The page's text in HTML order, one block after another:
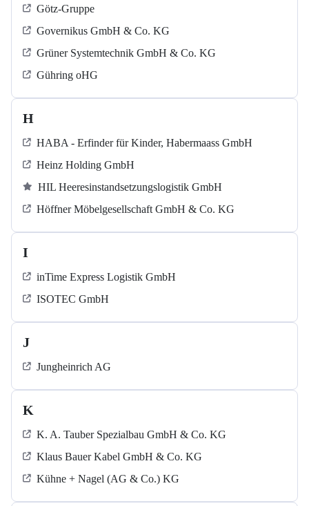
Götz-Gruppe
Governikus GmbH & Co. KG
Grüner Systemtechnik GmbH & Co. KG
Gühring oHG
H
HABA - Erfinder für Kinder, Habermaass GmbH
Heinz Holding GmbH
HIL Heeresinstandsetzungslogistik GmbH
Höffner Möbelgesellschaft GmbH & Co. KG
I
inTime Express Logistik GmbH
ISOTEC GmbH
J
Jungheinrich AG
K
K. A. Tauber Spezialbau GmbH & Co. KG
Klaus Bauer Kabel GmbH & Co. KG
Kühne + Nagel (AG & Co.) KG